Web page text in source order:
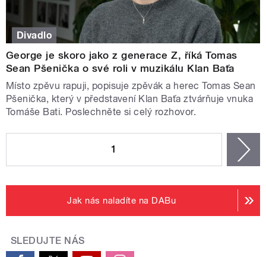
Divadlo
George je skoro jako z generace Z, říká Tomas
Sean Pšenička o své roli v muzikálu Klan Baťa
Místo zpěvu rapuji, popisuje zpěvák a herec Tomas Sean
Pšenička, který v představení Klan Baťa ztvárňuje vnuka
Tomáše Bati. Poslechněte si celý rozhovor.
1
Jak nás naladíte na DABu
SLEDUJTE NÁS